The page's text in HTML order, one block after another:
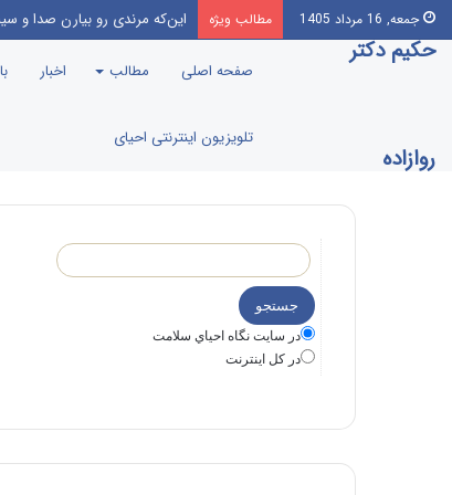
جمعه, 16 مرداد 1405 مطالب ویژه این‌که مرندی رو بیارن صدا‌ و
حکیم دکتر
روازاده
صفحه اصلی مطالب اخبار
تلویزیون اینترنتی احیای
در سايت نگاه احياي سلامت
در كل اينترنت